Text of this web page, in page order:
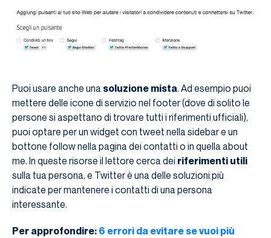
Puoi usare anche una soluzione mista. Ad esempio puoi
mettere delle icone di servizio nel footer (dove di solito le
persone si aspettano di trovare tutti i riferimenti ufficiali),
puoi optare per un widget con tweet nella sidebar e un
bottone follow nella pagina dei contatti o in quella about
me. In queste risorse il lettore cerca dei riferimenti utili
sulla tua persona, e Twitter è una delle soluzioni più
indicate per mantenere i contatti di una persona
interessante.
Per approfondire: 6 errori da evitare se vuoi più